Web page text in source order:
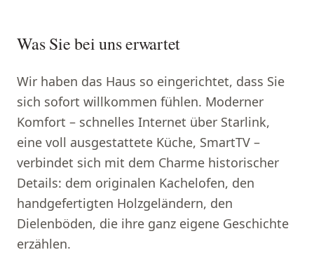
Was Sie bei uns erwartet
Wir haben das Haus so eingerichtet, dass Sie
sich sofort willkommen fühlen. Moderner
Komfort – schnelles Internet über Starlink,
eine voll ausgestattete Küche, SmartTV –
verbindet sich mit dem Charme historischer
Details: dem originalen Kachelofen, den
handgefertigten Holzgeländern, den
Dielenböden, die ihre ganz eigene Geschichte
erzählen.